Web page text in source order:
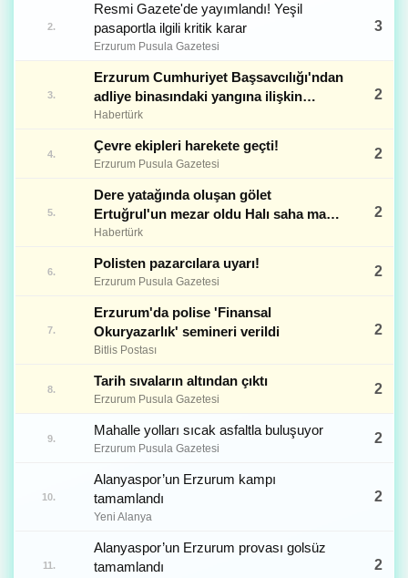
2.
Resmi Gazete'de yayımlandı! Yeşil
pasaportla ilgili kritik karar
Erzurum Pusula Gazetesi
3
3.
Erzurum Cumhuriyet Başsavcılığı'ndan
adliye binasındaki yangına ilişkin
açıklama
Habertürk
2
4.
Çevre ekipleri harekete geçti!
Erzurum Pusula Gazetesi
2
5.
Dere yatağında oluşan gölet
Ertuğrul'un mezar oldu Halı saha maçı
sonrası serinlemek için girdiği göletten
Habertürk
2
6.
Polisten pazarcılara uyarı!
Erzurum Pusula Gazetesi
2
7.
Erzurum'da polise 'Finansal
Okuryazarlık' semineri verildi
Bitlis Postası
2
8.
Tarih sıvaların altından çıktı
Erzurum Pusula Gazetesi
2
9.
Mahalle yolları sıcak asfaltla buluşuyor
Erzurum Pusula Gazetesi
2
10.
Alanyaspor’un Erzurum kampı
tamamlandı
Yeni Alanya
2
11.
Alanyaspor’un Erzurum provası golsüz
tamamlandı
2